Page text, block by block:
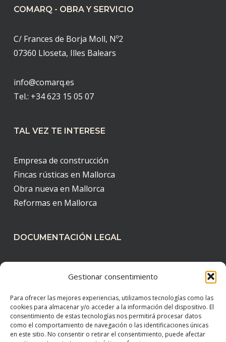
Gestionar consentimiento
Para ofrecer las mejores experiencias, utilizamos tecnologías como las
cookies para almacenar y/o acceder a la información del dispositivo. El
consentimiento de estas tecnologías nos permitirá procesar datos
como el comportamiento de navegación o las identificaciones únicas
en este sitio. No consentir o retirar el consentimiento, puede afectar
COMARQ - OBRA Y SERVICIO
C/ Frances de Borja Moll, Nº2
07360 Lloseta, Illes Balears
info@comarq.es
Tel.: +34 623 15 05 07
TAL VEZ TE INTERESE
Empresa de construcción
Fincas rústicas en Mallorca
Obra nueva en Mallorca
Reformas en Mallorca
DOCUMENTACIÓN LEGAL
Política de cookies
Política de privacidad